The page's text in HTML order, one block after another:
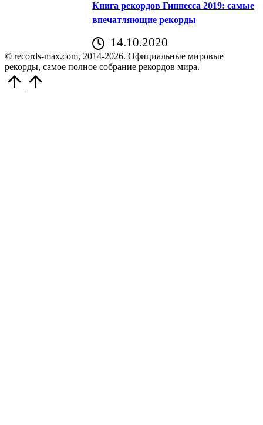
Книга рекордов Гиннесса 2019: самые
впечатляющие рекорды
14.10.2020
© records-max.com, 2014-2026. Официальные мировые
рекорды, самое полное собрание рекордов мира.